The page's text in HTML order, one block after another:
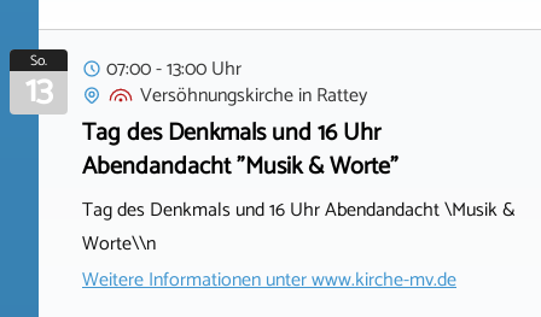
So.
13
07:00 - 13:00 Uhr
VersöhnungskircheinRattey
Tag des Denkmals und 16 Uhr
Abendandacht "Musik & Worte"
Tag des Denkmals und 16 Uhr Abendandacht \Musik &
Worte\\n
Weitere Informationen unterwww.kirche-mv.de